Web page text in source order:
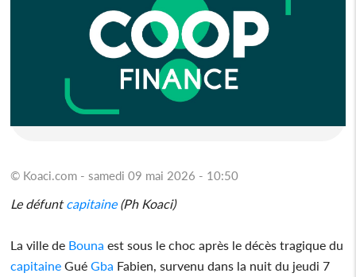
© Koaci.com - samedi 09 mai 2026 - 10:50
Le défuntcapitaine(Ph Koaci)
La ville de Bouna est sous le choc après le décès tragique du
capitaine GuéGba Fabien, survenu dans la nuit du jeudi 7